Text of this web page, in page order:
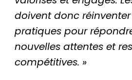
doivent donc
pratiques pour
nouvelles attentes et
compétitives. »